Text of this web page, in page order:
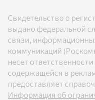
Свидетельство о
выдано федеральной
связи,
коммуникаций
несет
содержащейся в
предоставляет
Информация об